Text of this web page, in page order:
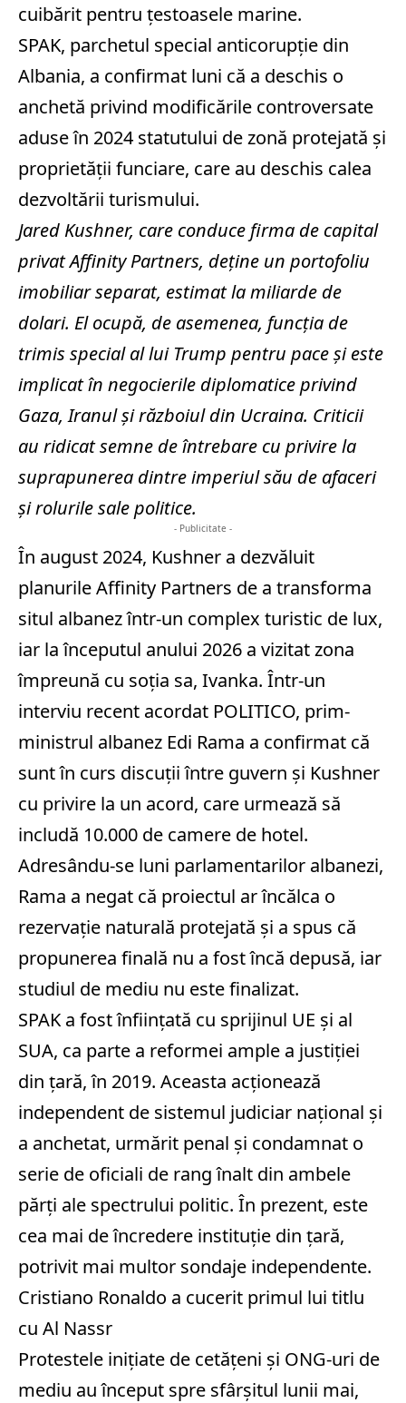
cuibărit pentru ţestoasele marine.
SPAK, parchetul special anticorupţie din
Albania, a confirmat luni că a deschis o
anchetă privind modificările controversate
aduse în 2024 statutului de zonă protejată şi
proprietăţii funciare, care au deschis calea
dezvoltării turismului.
Jared Kushner, care conduce firma de capital
privat Affinity Partners, deţine un portofoliu
imobiliar separat, estimat la miliarde de
dolari. El ocupă, de asemenea, funcţia de
trimis special al lui Trump pentru pace şi este
implicat în negocierile diplomatice privind
Gaza, Iranul şi războiul din Ucraina. Criticii
au ridicat semne de întrebare cu privire la
suprapunerea dintre imperiul său de afaceri
şi rolurile sale politice.
- Publicitate -
În august 2024, Kushner a dezvăluit
planurile Affinity Partners de a transforma
situl albanez într-un complex turistic de lux,
iar la începutul anului 2026 a vizitat zona
împreună cu soţia sa, Ivanka. Într-un
interviu recent acordat POLITICO, prim-
ministrul albanez Edi Rama a confirmat că
sunt în curs discuţii între guvern şi Kushner
cu privire la un acord, care urmează să
includă 10.000 de camere de hotel.
Adresându-se luni parlamentarilor albanezi,
Rama a negat că proiectul ar încălca o
rezervaţie naturală protejată şi a spus că
propunerea finală nu a fost încă depusă, iar
studiul de mediu nu este finalizat.
SPAK a fost înfiinţată cu sprijinul UE şi al
SUA, ca parte a reformei ample a justiţiei
din ţară, în 2019. Aceasta acţionează
independent de sistemul judiciar naţional şi
a anchetat, urmărit penal şi condamnat o
serie de oficiali de rang înalt din ambele
părţi ale spectrului politic. În prezent, este
cea mai de încredere instituţie din ţară,
potrivit mai multor sondaje independente.
Cristiano Ronaldo a cucerit primul lui titlu
cu Al Nassr
Protestele iniţiate de cetăţeni şi ONG-uri de
mediu au început spre sfârşitul lunii mai,